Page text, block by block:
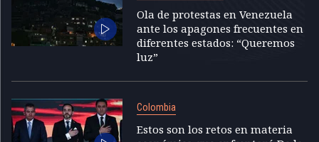
Ola de protestas en Venezuela
ante los apagones frecuentes en
diferentes estados: “Queremos
luz”
Colombia
Estos son los retos en materia